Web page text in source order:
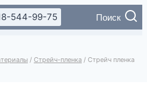
544-99-75 Поиск
/ Стрейч-пленка / Стрейч пленка